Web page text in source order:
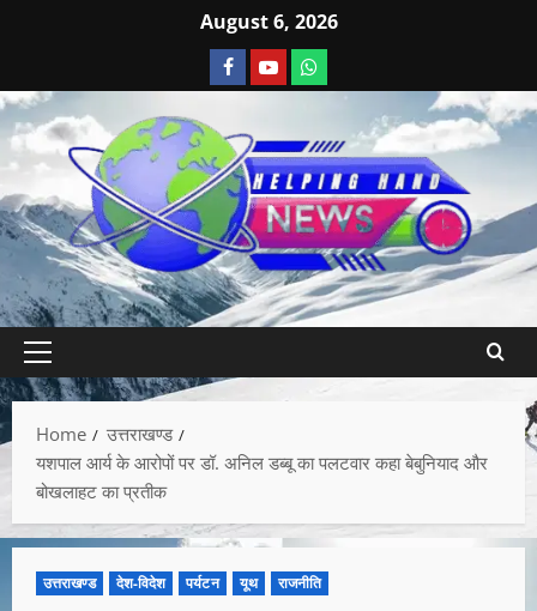
August 6, 2026
Home
उत्तराखण्ड
यशपाल आर्य के आरोपों पर डॉ. अनिल डब्बू का पलटवार कहा बेबुनियाद और
बोखलाहट का प्रतीक
उत्तराखण्ड देश-विदेश पर्यटन यूथ राजनीति